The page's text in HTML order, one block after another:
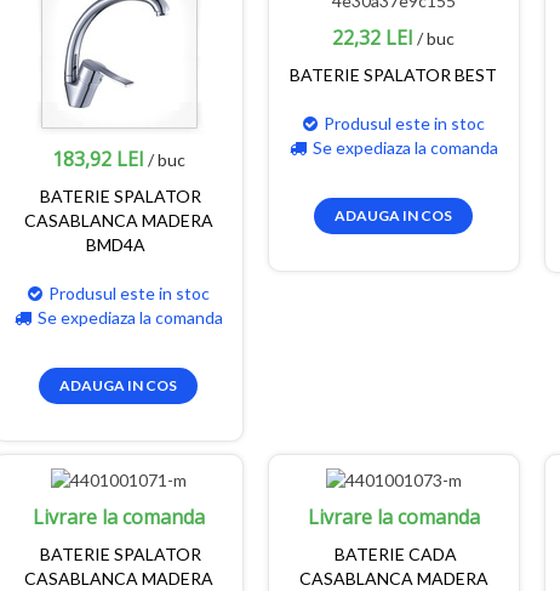
183,92 LEI / buc
BATERIE SPALATOR
CASABLANCA MADERA
BMD4A
Produsul este in stoc
Se expediaza la comanda
ADAUGA IN COS
22,32 LEI / buc
BATERIE SPALATOR BEST
Produsul este in stoc
Se expediaza la comanda
ADAUGA IN COS
Livrare la comanda
BATERIE SPALATOR
CASABLANCA MADERA
Livrare la comanda
BATERIE CADA
CASABLANCA MADERA